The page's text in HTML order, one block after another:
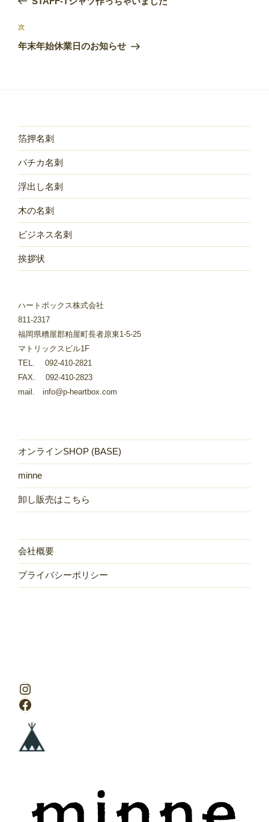
ビ
ゲ
ョ
稿
次
の
次
年末年始休業日のお知らせ
箔押名刺
パチカ名刺
浮出し名刺
木の名刺
ビジネス名刺
挨拶状
ハートボックス株式会社
811-2317
福岡県糟屋郡粕屋町長者原東1-5-25
マトリックスビル1F
TEL. 092-410-2821
FAX. 092-410-2823
mail. info@p-heartbox.com
オンラインSHOP (BASE)
minne
卸し販売はこちら
会社概要
プライバシーポリシー
Instagram
Facebook